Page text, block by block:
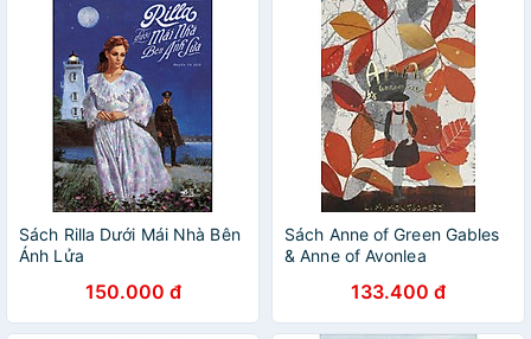
Sách Rilla Dưới Mái Nhà Bên
Ánh Lửa
150.000 đ
Sách Anne of Green Gables
& Anne of Avonlea
133.400 đ